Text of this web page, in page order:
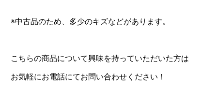
※中古品のため、多少のキズなどがあります。
こちらの商品について興味を持っていただいた方は
お気軽にお電話にてお問い合わせください！